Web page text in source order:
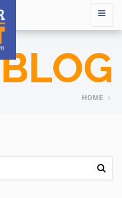
BLOG
HOME